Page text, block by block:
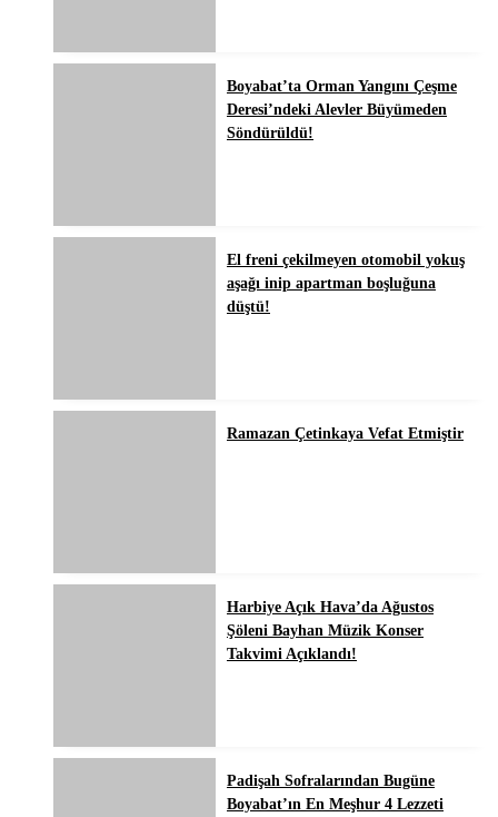
Boyabat’ta Orman Yangını Çeşme
Deresi’ndeki Alevler Büyümeden
Söndürüldü!
El freni çekilmeyen otomobil yokuş
aşağı inip apartman boşluğuna
düştü!
Ramazan Çetinkaya Vefat Etmiştir
Harbiye Açık Hava’da Ağustos
Şöleni Bayhan Müzik Konser
Takvimi Açıklandı!
Padişah Sofralarından Bugüne
Boyabat’ın En Meşhur 4 Lezzeti